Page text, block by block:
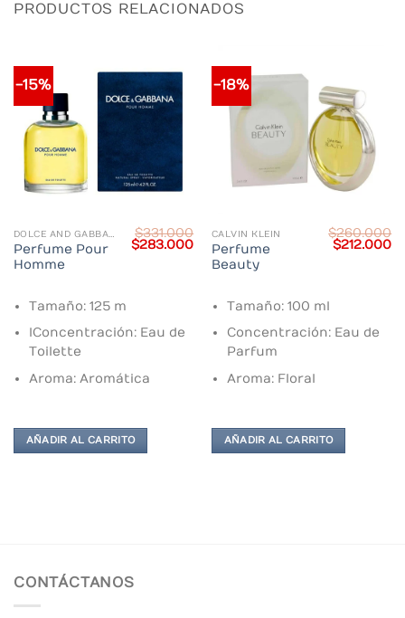
PRODUCTOS RELACIONADOS
-15%
DOLCE AND GABBANA
Perfume Pour
Homme
$331.000
Original
$283.000Current
price
Tamaño: 125 m
lConcentración: Eau de
Toilette
Aroma: Aromática
AÑADIR AL CARRITO
-18%
CALVIN KLEIN
Perfume
Beauty
$260.000
Original
$212.000
Tamaño: 100 ml
Concentración: Eau de
Parfum
Aroma: Floral
AÑADIR AL CARRITO
CONTÁCTANOS